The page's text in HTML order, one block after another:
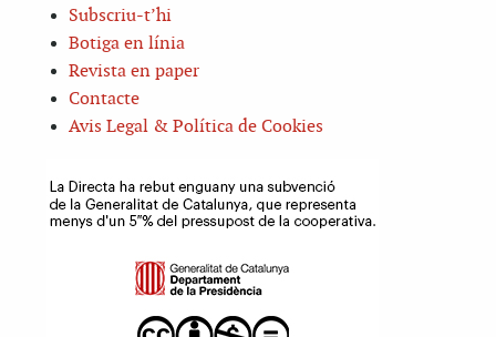
Subscriu-t’hi
Botiga en línia
Revista en paper
Contacte
Avis Legal & Política de Cookies